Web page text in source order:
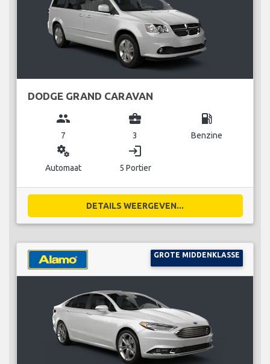
DODGE GRAND CARAVAN
group
7
business_center
3
local_gas_station
Benzine
miscellaneous_services
Automaat
login
5 Portier
DETAILS WEERGEVEN...
GROTE MIDDENKLASSE